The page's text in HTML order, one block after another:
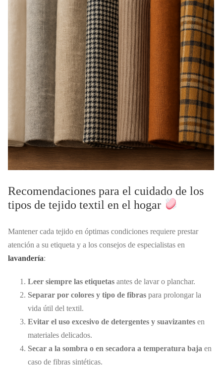
Recomendaciones para el cuidado de los
tipos de tejido textil en el hogar
Mantener cada tejido en óptimas condiciones requiere prestar
atención a su etiqueta y a los consejos de especialistas en
lavandería:
Leer siempre las etiquetas antes de lavar o planchar.
Separar por colores y tipo de fibras para prolongar la
vida útil del textil.
Evitar el uso excesivo de detergentes y suavizantes en
materiales delicados.
Secar a la sombra o en secadora a temperatura baja en
caso de fibras sintéticas.